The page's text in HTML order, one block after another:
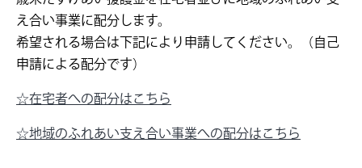
え合い事業に配分します。
希望される場合は下記により申請してください。（自己
申請による配分です）
☆在宅者への配分はこちら
☆地域のふれあい支え合い事業への配分はこちら